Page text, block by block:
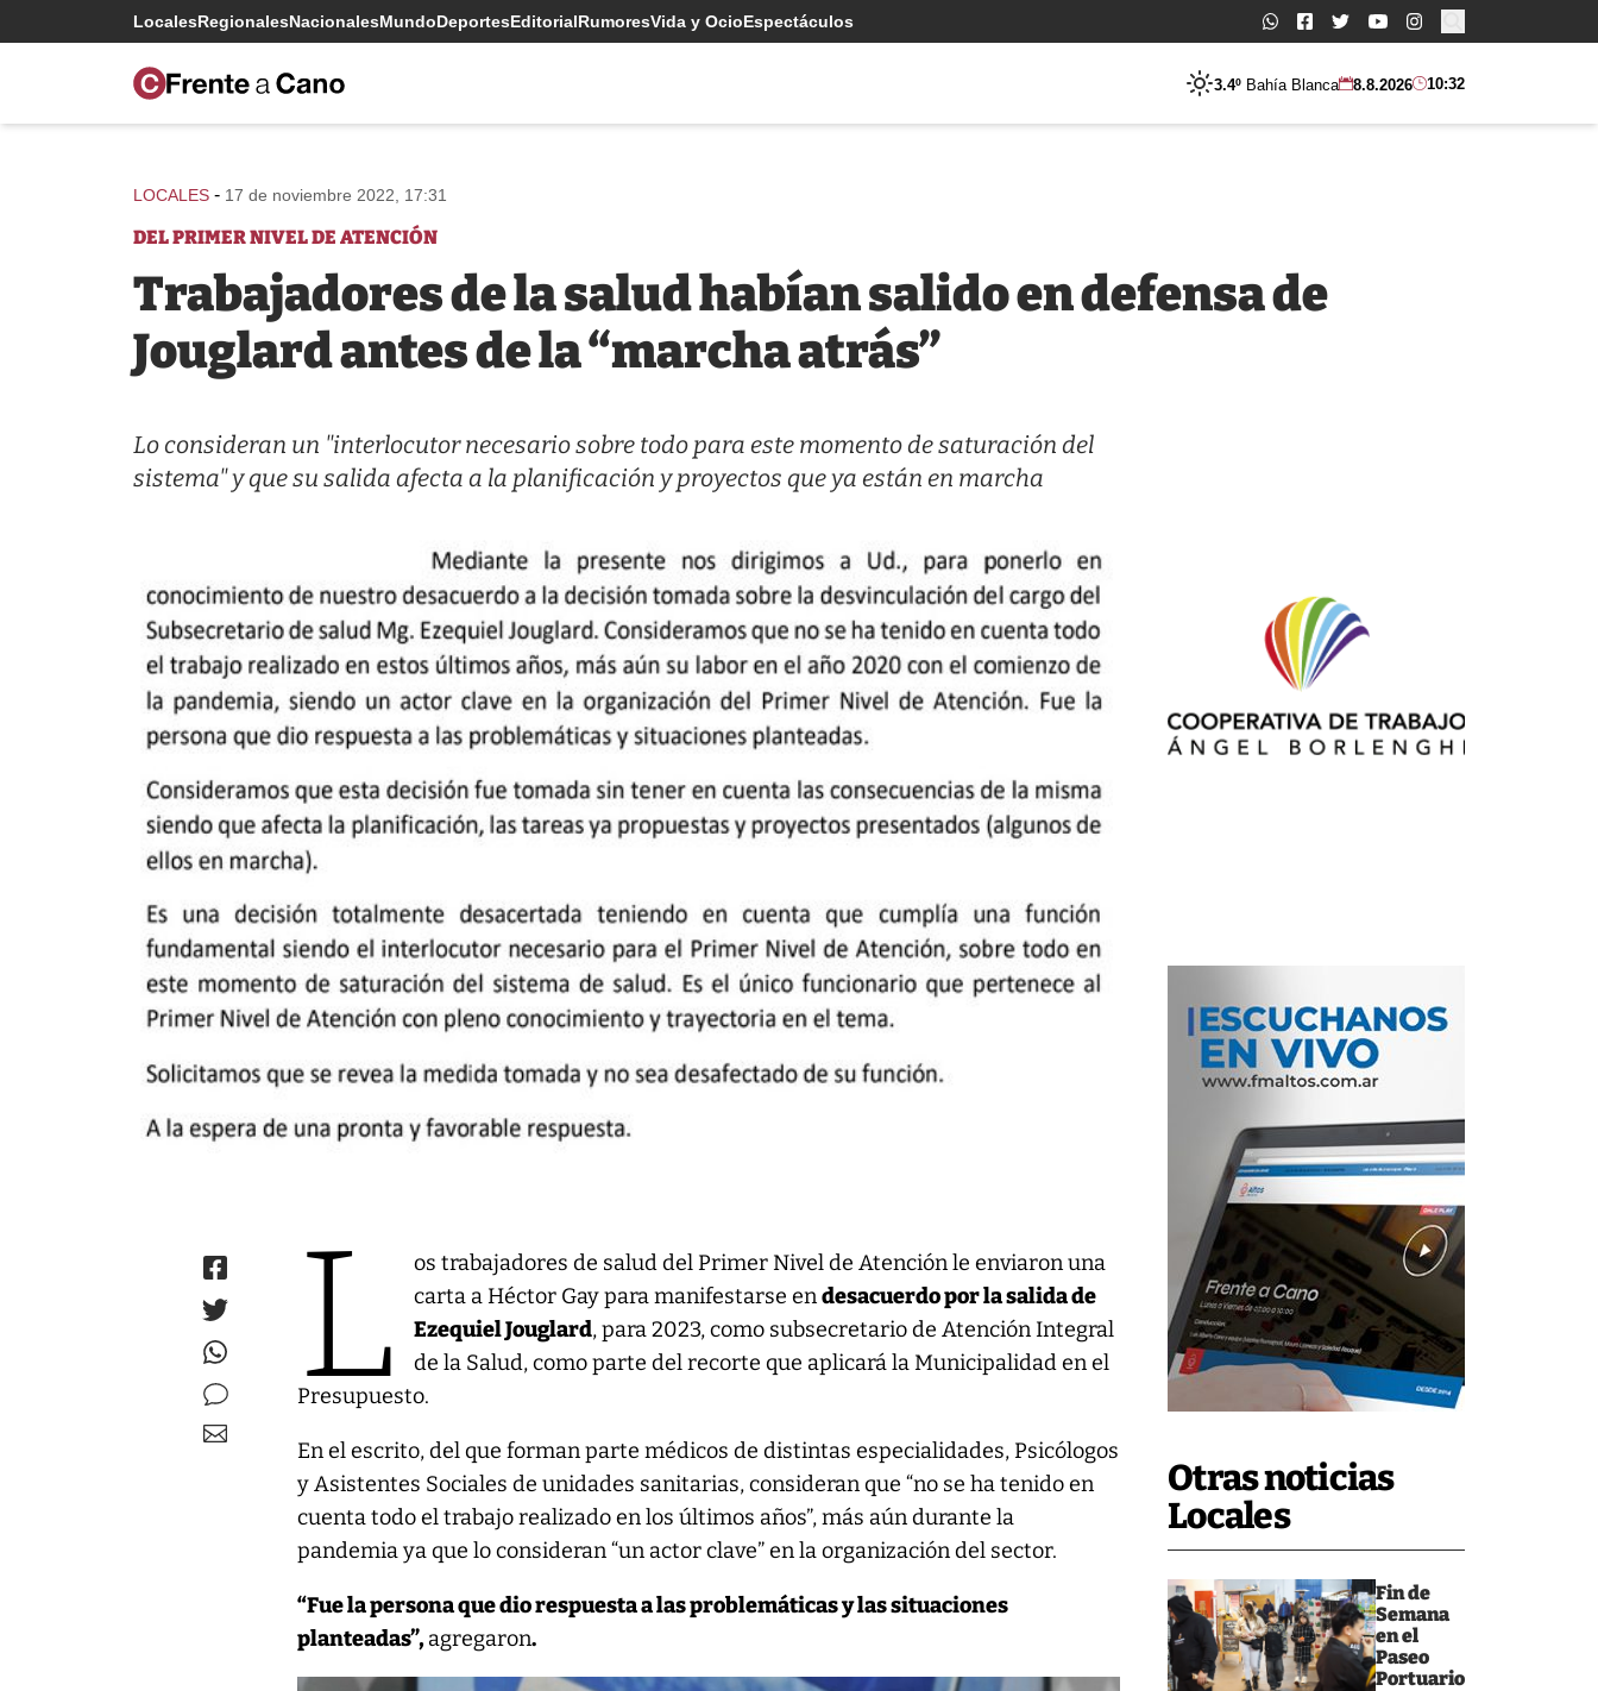
LocalesRegionalesNacionalesMundoDeportesEditorialRumoresVida y OcioEspectáculos Buscar:
3.4º Bahía Blanca 8.8.2026 10:32
Otras noticias
Locales
Fin de
Semana
en el
Paseo
Portuario
LOCALES - 17 de noviembre 2022, 17:31
DEL PRIMER NIVEL DE ATENCIÓN
Trabajadores de la salud habían salido en defensa de
Jouglard antes de la “marcha atrás”
Lo consideran un "interlocutor necesario sobre todo para este momento de saturación del
sistema" y que su salida afecta a la planificación y proyectos que ya están en marcha
L
os trabajadores de salud del Primer Nivel de Atención le enviaron una
carta a Héctor Gay para manifestarse endesacuerdo por la salida de
Ezequiel Jouglard, para 2023, como subsecretario de Atención Integral
de la Salud, como parte del recorte que aplicará la Municipalidad en el
Presupuesto.
En el escrito, del que forman parte médicos de distintas especialidades, Psicólogos
y Asistentes Sociales de unidades sanitarias, consideran que “no se ha tenido en
cuenta todo el trabajo realizado en los últimos años”, más aún durante la
pandemia ya que lo consideran “un actor clave” en la organización del sector.
“Fue la persona que dio respuesta a las problemáticas y las situaciones
planteadas”,agregaron.